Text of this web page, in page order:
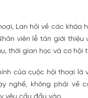
Lan hỏi về các khóa
viên lễ tân giới thiệu
thời gian học và cơ hội
của cuộc hội thoại là
nghề, không phải về